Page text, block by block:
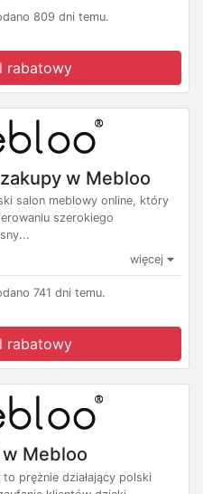
809 dni temu.
rabatowy
w Mebloo
salon meblowy online, który
szerokiego
więcej
741 dni temu.
rabatowy
Mebloo
prężnie działający polski